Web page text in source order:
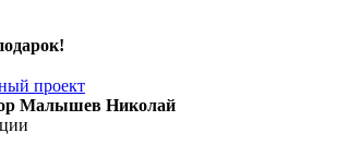
проект
Малышев Николай